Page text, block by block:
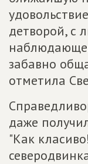
детворой, с
забавно
отметила
даже
"Как